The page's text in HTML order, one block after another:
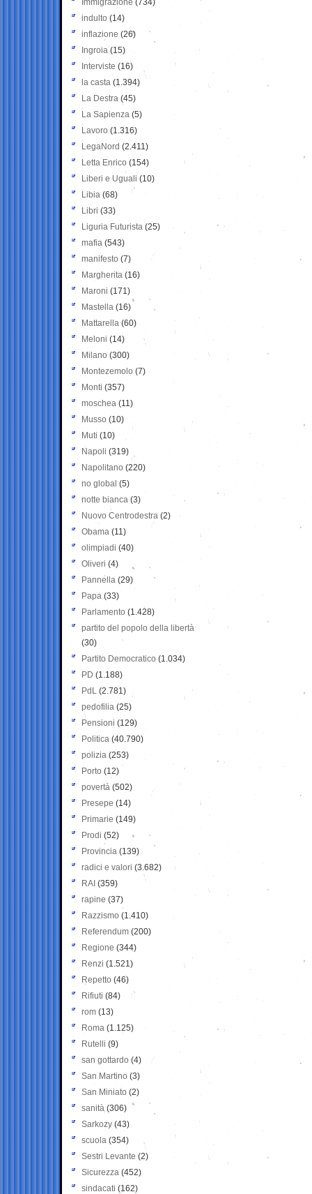
Immigrazione (734)
indulto (14)
inflazione (26)
Ingroia (15)
Interviste (16)
la casta (1.394)
La Destra (45)
La Sapienza (5)
Lavoro (1.316)
LegaNord (2.411)
Letta Enrico (154)
Liberi e Uguali (10)
Libia (68)
Libri (33)
Liguria Futurista (25)
mafia (543)
manifesto (7)
Margherita (16)
Maroni (171)
Mastella (16)
Mattarella (60)
Meloni (14)
Milano (300)
Montezemolo (7)
Monti (357)
moschea (11)
Musso (10)
Muti (10)
Napoli (319)
Napolitano (220)
no global (5)
notte bianca (3)
Nuovo Centrodestra (2)
Obama (11)
olimpiadi (40)
Oliveri (4)
Pannella (29)
Papa (33)
Parlamento (1.428)
partito del popolo della libertà
(30)
Partito Democratico (1.034)
PD (1.188)
PdL (2.781)
pedofilia (25)
Pensioni (129)
Politica (40.790)
polizia (253)
Porto (12)
povertà (502)
Presepe (14)
Primarie (149)
Prodi (52)
Provincia (139)
radici e valori (3.682)
RAI (359)
rapine (37)
Razzismo (1.410)
Referendum (200)
Regione (344)
Renzi (1.521)
Repetto (46)
Rifiuti (84)
rom (13)
Roma (1.125)
Rutelli (9)
san gottardo (4)
San Martino (3)
San Miniato (2)
sanità (306)
Sarkozy (43)
scuola (354)
Sestri Levante (2)
Sicurezza (452)
sindacati (162)